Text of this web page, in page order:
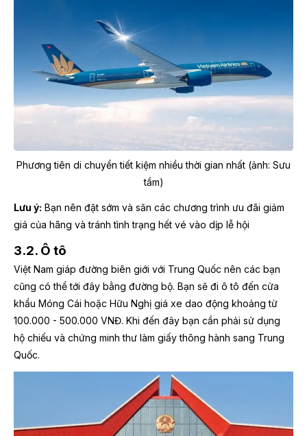
Phương tiên di chuyển tiết kiệm nhiều thời gian nhất (ảnh: Sưu
tầm)
Lưu ý: Bạn nên đặt sớm và săn các chương trình ưu đãi giảm
giá của hãng và tránh tình trạng hết vé vào dịp lễ hội
3.2. Ô tô
Việt Nam giáp đường biên giới với Trung Quốc nên các bạn
cũng có thể tới đây bằng đường bộ. Bạn sẽ đi ô tô đến cửa
khẩu Móng Cái hoặc Hữu Nghị giá xe dao động khoảng từ
100.000 - 500.000 VNĐ. Khi đến đây bạn cần phải sử dụng
hộ chiếu và chứng minh thư làm giấy thông hành sang Trung
Quốc.